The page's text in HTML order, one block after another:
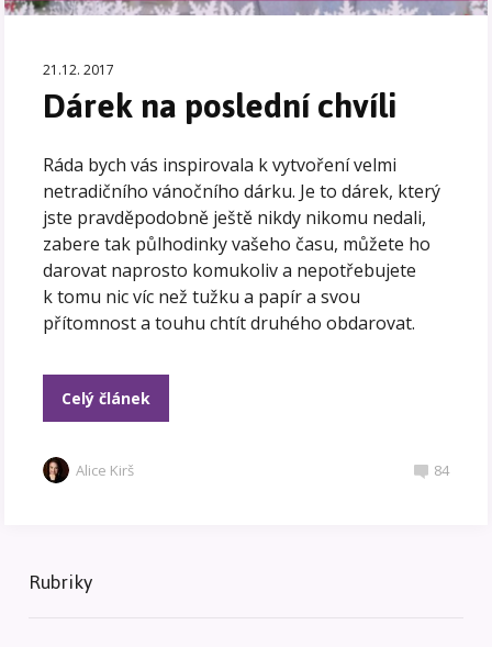
21.12. 2017
Dárek na poslední chvíli
Ráda bych vás inspirovala k vytvoření velmi
netradičního vánočního dárku. Je to dárek, který
jste pravděpodobně ještě nikdy nikomu nedali,
zabere tak půlhodinky vašeho času, můžete ho
darovat naprosto komukoliv a nepotřebujete
k tomu nic víc než tužku a papír a svou
přítomnost a touhu chtít druhého obdarovat.
Celý článek
Alice Kirš 84
Rubriky